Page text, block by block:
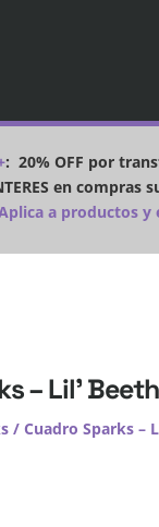
:20% OFF por
en compras
a productos y
– Lil’
/ Cuadro Sparks –